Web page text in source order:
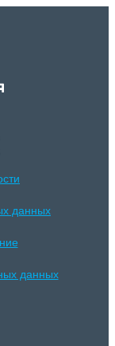
данных
данных